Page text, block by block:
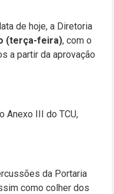
de hoje, a Diretoria
(terça-feira), com o
a partir da aprovação
Anexo III do TCU,
da Portaria
como colher dos